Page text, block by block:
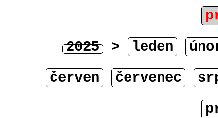
2025 > leden
červen
červenec